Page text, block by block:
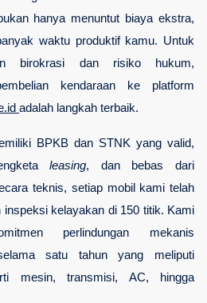
hanya menuntut biaya ekstra,
waktu produktif kamu. Untuk
birokrasi dan risiko hukum,
kendaraan ke platform
adalah langkah terbaik.
BPKB dan STNK yang valid,
leasing, dan bebas dari
teknis, setiap mobil kami telah
inspeksi kelayakan di 150 titik. Kami
perlindungan mekanis
satu tahun yang meliputi
mesin, transmisi, AC, hingga